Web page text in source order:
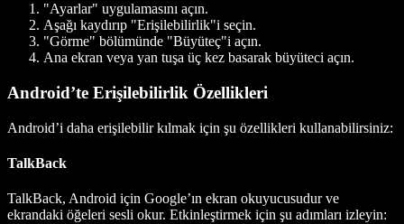
"Ayarlar" uygulamasını açın.
Aşağı kaydırıp "Erişilebilirlik"i seçin.
"Görme" bölümünde "Büyüteç"i açın.
Ana ekran veya yan tuşa üç kez basarak büyüteci açın.
Android’te Erişilebilirlik Özellikleri
Android’i daha erişilebilir kılmak için şu özellikleri kullanabilirsiniz:
TalkBack
TalkBack, Android için Google’ın ekran okuyucusudur ve
ekrandaki öğeleri sesli okur. Etkinleştirmek için şu adımları izleyin: